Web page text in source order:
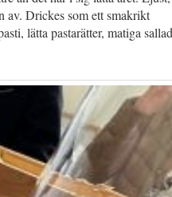
av. Drickes som ett smakrikt
lätta pastarätter, matiga